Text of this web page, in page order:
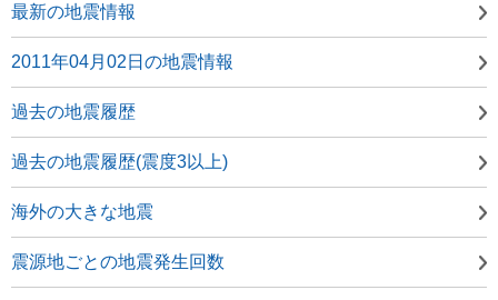
最新の地震情報
2011年04月02日の地震情報
過去の地震履歴
過去の地震履歴(震度3以上)
海外の大きな地震
震源地ごとの地震発生回数